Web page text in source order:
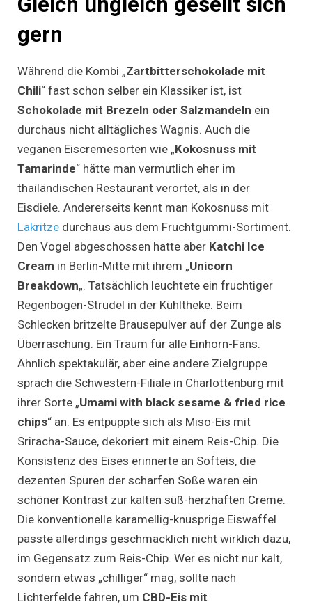
gern
Während die Kombi „Zartbitterschokolade mit
Chili“ fast schon selber ein Klassiker ist, ist
Schokolade mit Brezeln oder Salzmandeln ein
durchaus nicht alltägliches Wagnis. Auch die
veganen Eiscremesorten wie „Kokosnuss mit
Tamarinde“ hätte man vermutlich eher im
thailändischen Restaurant verortet, als in der
Eisdiele. Andererseits kennt man Kokosnuss mit
Lakritze durchaus aus dem Fruchtgummi-Sortiment.
Den Vogel abgeschossen hatte aber Katchi Ice
Cream in Berlin-Mitte mit ihrem „Unicorn
Breakdown„. Tatsächlich leuchtete ein fruchtiger
Regenbogen-Strudel in der Kühltheke. Beim
Schlecken britzelte Brausepulver auf der Zunge als
Überraschung. Ein Traum für alle Einhorn-Fans.
Ähnlich spektakulär, aber eine andere Zielgruppe
sprach die Schwestern-Filiale in Charlottenburg mit
ihrer Sorte „Umami with black sesame & fried rice
chips“ an. Es entpuppte sich als Miso-Eis mit
Sriracha-Sauce, dekoriert mit einem Reis-Chip. Die
Konsistenz des Eises erinnerte an Softeis, die
dezenten Spuren der scharfen Soße waren ein
schöner Kontrast zur kalten süß-herzhaften Creme.
Die konventionelle karamellig-knusprige Eiswaffel
passte allerdings geschmacklich nicht wirklich dazu,
im Gegensatz zum Reis-Chip. Wer es nicht nur kalt,
sondern etwas „chilliger“ mag, sollte nach
Lichterfelde fahren, um CBD-Eis mit